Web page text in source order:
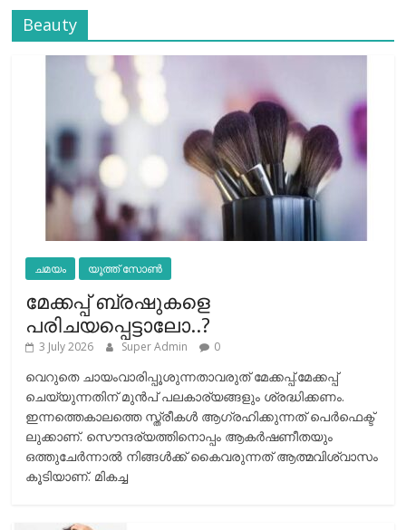
Beauty
ചമയം യൂത്ത് സോൺ
മേക്കപ്പ് ബ്രഷുകളെ
പരിചയപ്പെട്ടാലോ..?
3 July 2026 Super Admin 0
വെറുതെ ചായംവാരിപ്പൂശുന്നതാവരുത് മേക്കപ്പ്.മേക്കപ്പ്
ചെയ്യുന്നതിന് മുന്‍പ് പലകാര്യങ്ങളും ശ്രദ്ധിക്കണം.
ഇന്നത്തെകാലത്തെ സ്ത്രീകള്‍ ആഗ്രഹിക്കുന്നത് പെര്‍ഫെക്ട്
ലുക്കാണ്. സൌന്ദര്യത്തിനൊപ്പം ആകര്‍ഷണീതയും
ഒത്തുചേര്‍ന്നാല്‍ നിങ്ങള്‍ക്ക് കൈവരുന്നത് ആത്മവിശ്വാസം
കൂടിയാണ്. മികച്ച